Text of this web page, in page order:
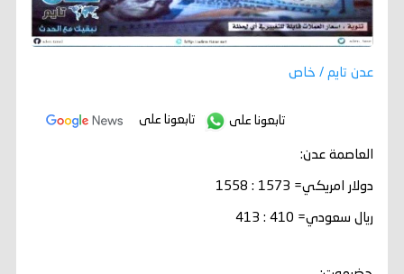
عدن تايم / خاص
تابعونا على تابعونا على
العاصمة عدن:
دولار امريكي= 1573 : 1558
ريال سعودي= 410 : 413